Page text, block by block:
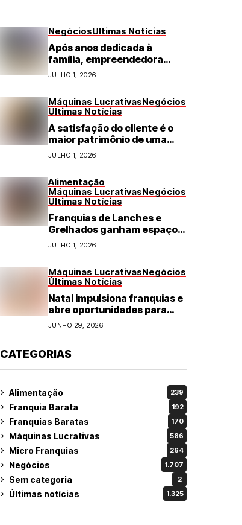
NegóciosÚltimas Notícias
Após anos dedicada à
família, empreendedora
transforma franquia de
turismo em negócio de
JULHO 1, 2026
Máquinas LucrativasNegócios
Últimas Notícias
A satisfação do cliente é o
maior patrimônio de uma
franquia
JULHO 1, 2026
Alimentação
Máquinas LucrativasNegócios
Últimas Notícias
Franquias de Lanches e
Grelhados ganham espaço
com demanda por refeições
rápidas e de qualidade
JULHO 1, 2026
Máquinas LucrativasNegócios
Últimas Notícias
Natal impulsiona franquias e
abre oportunidades para
diversos segmentos do
JUNHO 29, 2026
CATEGORIAS
Alimentação 239
Franquia Barata 192
Franquias Baratas 170
Máquinas Lucrativas 586
Micro Franquias 264
Negócios 1.707
Sem categoria 2
Últimas notícias 1.325